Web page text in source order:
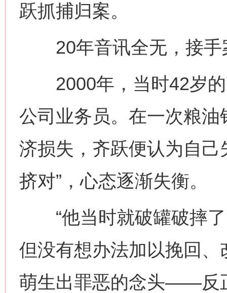
跃抓捕归案。
20年音讯全无，接手
2000年，当时42岁的
公司业务员。在一次粮
济损失，齐跃便认为自己
挤对”，心态逐渐失衡。
“他当时就破罐破摔了
但没有想办法加以挽回
萌生出罪恶的念头——反